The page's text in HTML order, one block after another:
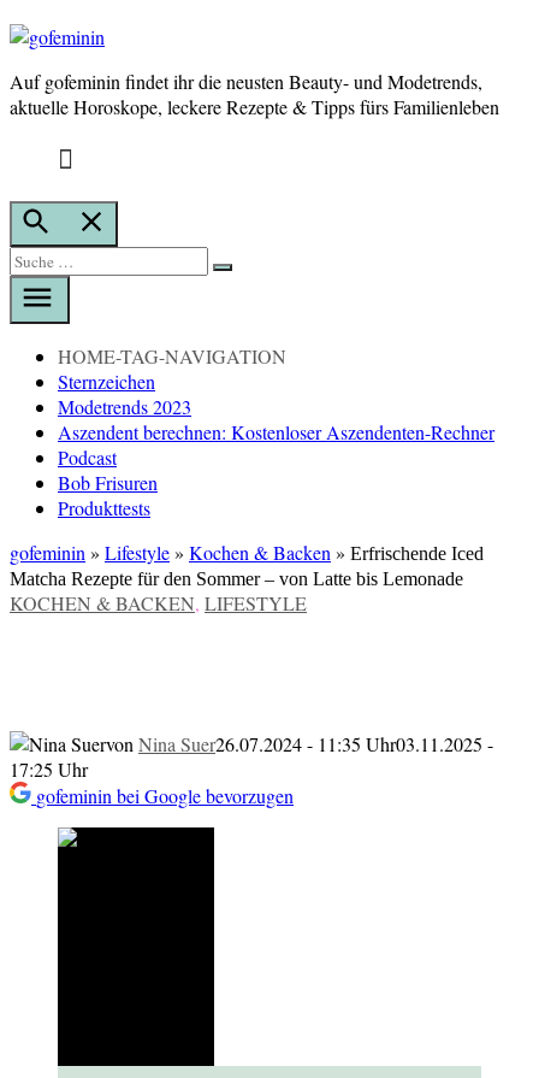
gofeminin
Auf gofeminin findet ihr die neusten Beauty- und Modetrends,
aktuelle Horoskope, leckere Rezepte & Tipps fürs Familienleben
Suche
öffnen
Suche
nach:
Suche
HOME-TAG-NAVIGATION
Sternzeichen
Modetrends 2023
Aszendent berechnen: Kostenloser Aszendenten-Rechner
Podcast
Bob Frisuren
Produkttests
gofeminin » Lifestyle» Kochen & Backen » Erfrischende Iced
Matcha Rezepte für den Sommer – von Latte bis Lemonade
VERÖFFENTLICHT
KOCHEN & BACKEN, LIFESTYLE
von Nina Suer26.07.2024 - 11:35 Uhr03.11.2025 -
17:25 Uhr
gofeminin bei Google bevorzugen